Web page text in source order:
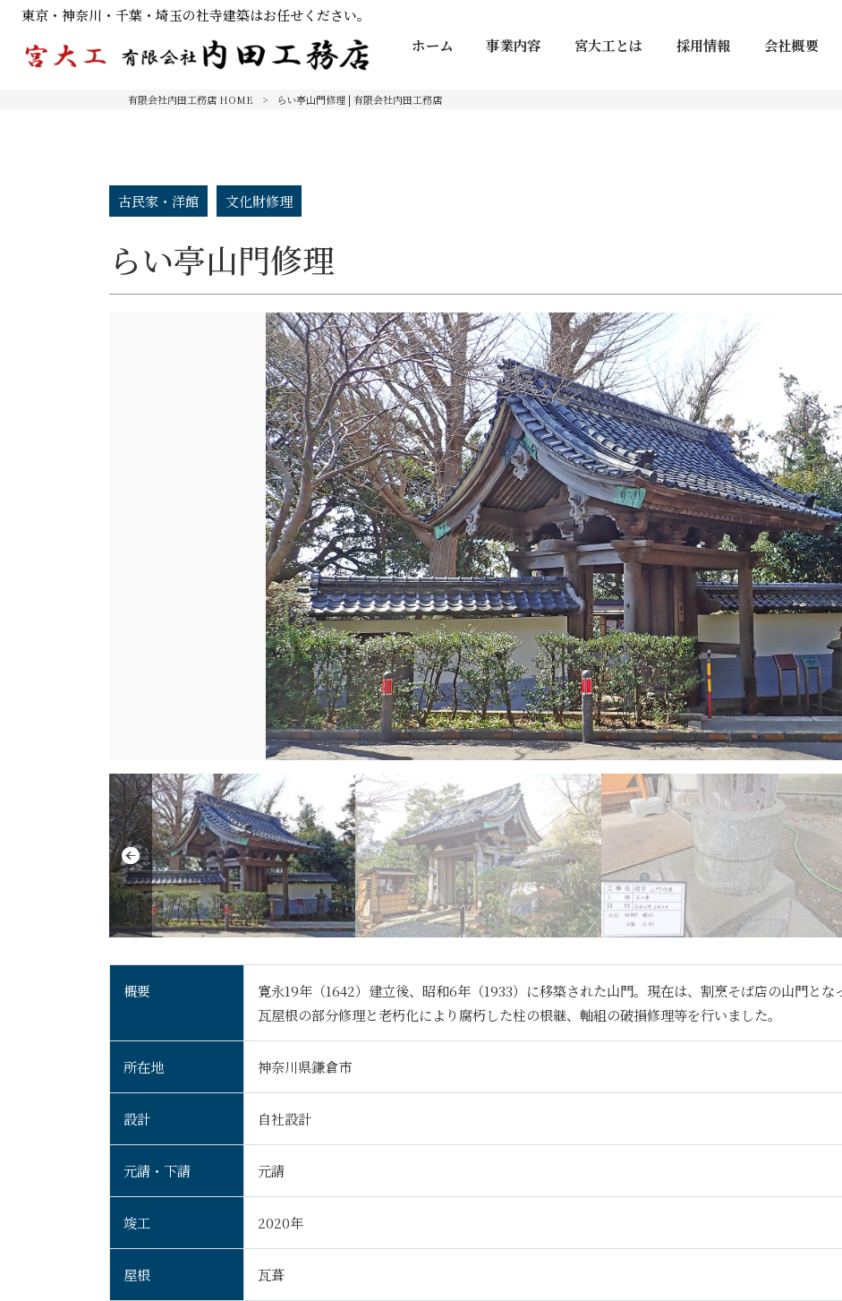
東京・神奈川・千葉・埼玉の社寺建築はお任せください。
ホーム 事業内容 宮大工とは 採用情報 会社概要
有限会社内田工務店 HOME > らい亭山門修理 | 有限会社内田工務店
古民家・洋館 文化財修理
らい亭山門修理
概要
寛永19年（1642）建立後、昭和6年（1933）に移築された山門。現在は、割烹そば店の山門とな
瓦屋根の部分修理と老朽化により腐朽した柱の根継、軸組の破損修理等を行いました。
所在地 神奈川県鎌倉市
設計 自社設計
元請・下請 元請
竣工 2020年
屋根 瓦葺